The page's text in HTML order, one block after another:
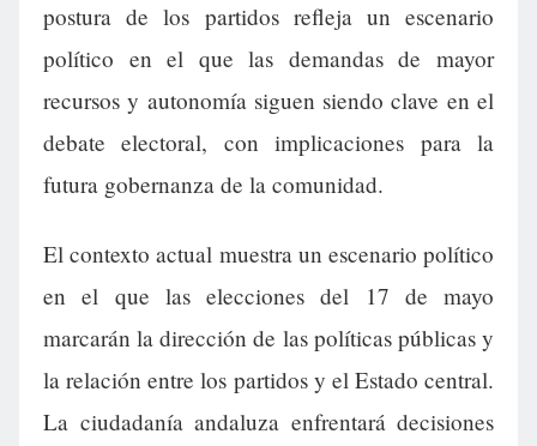
postura de los partidos refleja un escenario
político en el que las demandas de mayor
recursos y autonomía siguen siendo clave en el
debate electoral, con implicaciones para la
futura gobernanza de la comunidad.
El contexto actual muestra un escenario político
en el que las elecciones del 17 de mayo
marcarán la dirección de las políticas públicas y
la relación entre los partidos y el Estado central.
La ciudadanía andaluza enfrentará decisiones